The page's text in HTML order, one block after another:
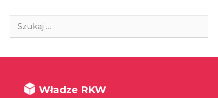
Szukaj:
Władze RKW